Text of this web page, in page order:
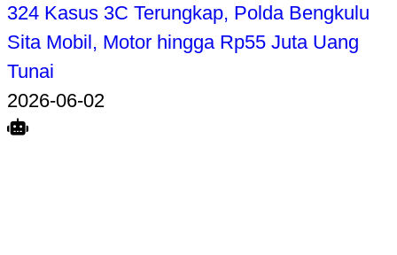
324 Kasus 3C Terungkap, Polda Bengkulu
Sita Mobil, Motor hingga Rp55 Juta Uang
Tunai
2026-06-02